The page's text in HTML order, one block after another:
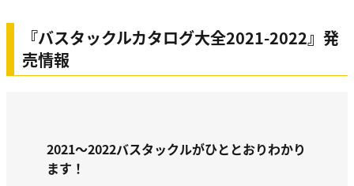
『バスタックルカタログ大全2021-2022』発
売情報
2021～2022バスタックルがひととおりわかり
ます！